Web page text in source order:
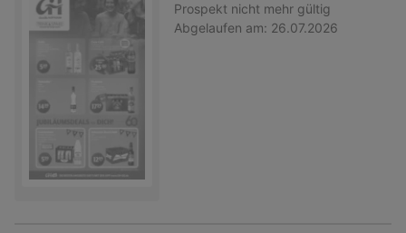
Prospekt nicht mehr gültig
Abgelaufen am: 26.07.2026